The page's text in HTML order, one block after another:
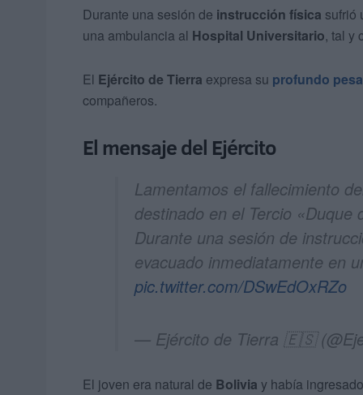
Durante una sesión de instrucción física sufrió
una ambulancia al Hospital Universitario, tal y
El Ejército de Tierra expresa su profundo
compañeros.
El mensaje del Ejército
Lamentamos el fallecimiento
destinado en el Tercio «Duque
Durante una sesión de
evacuado inmediatamente en
pic.twitter.com/DSwEdOxRZo
— Ejército de Tierra 🇪🇸
El joven era natural de Bolivia y había